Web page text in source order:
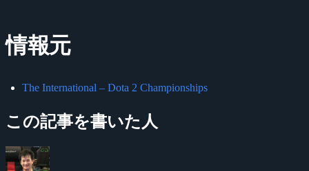
情報元
The International – Dota 2 Championships
この記事を書いた人